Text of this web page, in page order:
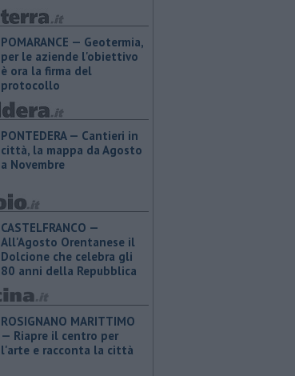
POMARANCE — Geotermia,
per le aziende l'obiettivo
è ora la firma del
protocollo
PONTEDERA — Cantieri in
città, la mappa da Agosto
a Novembre
CASTELFRANCO —
All'Agosto Orentanese il
Dolcione che celebra gli
80 anni della Repubblica
ROSIGNANO MARITTIMO
— Riapre il centro per
l'arte e racconta la città